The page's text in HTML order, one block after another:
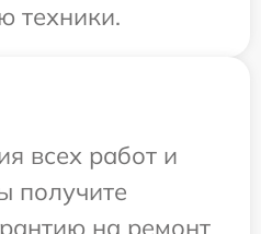
техники.
всех работ и
получите
на ремонт